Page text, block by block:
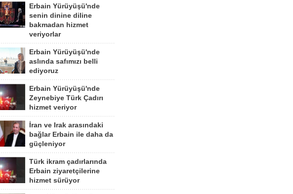
Erbain Yürüyüşü'nde
senin dinine diline
bakmadan hizmet
veriyorlar
Erbain Yürüyüşü'nde
aslında safımızı belli
ediyoruz
Erbain Yürüyüşü'nde
Zeynebiye Türk Çadırı
hizmet veriyor
İran ve Irak arasındaki
bağlar Erbain ile daha da
güçleniyor
Türk ikram çadırlarında
Erbain ziyaretçilerine
hizmet sürüyor